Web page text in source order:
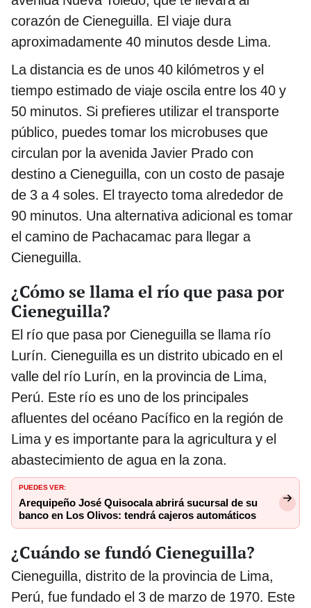
corazón de Cieneguilla. El viaje dura
aproximadamente 40 minutos desde Lima.
La distancia es de unos 40 kilómetros y el
tiempo estimado de viaje oscila entre los 40 y
50 minutos. Si prefieres utilizar el transporte
público, puedes tomar los microbuses que
circulan por la avenida Javier Prado con
destino a Cieneguilla, con un costo de pasaje
de 3 a 4 soles. El trayecto toma alrededor de
90 minutos. Una alternativa adicional es tomar
el camino de Pachacamac para llegar a
Cieneguilla.
¿Cómo se llama el río que pasa por
Cieneguilla?
El río que pasa por Cieneguilla se llama río
Lurín. Cieneguilla es un distrito ubicado en el
valle del río Lurín, en la provincia de Lima,
Perú. Este río es uno de los principales
afluentes del océano Pacífico en la región de
Lima y es importante para la agricultura y el
abastecimiento de agua en la zona.
PUEDES VER:
Arequipeño José Quisocala abrirá sucursal de su
banco en Los Olivos: tendrá cajeros automáticos
¿Cuándo se fundó Cieneguilla?
Cieneguilla, distrito de la provincia de Lima,
Perú, fue fundado el 3 de marzo de 1970. Este